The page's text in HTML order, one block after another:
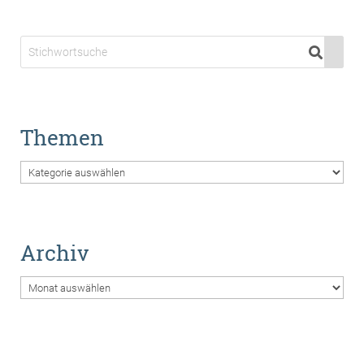
Themen
Themen
Archiv
Archiv